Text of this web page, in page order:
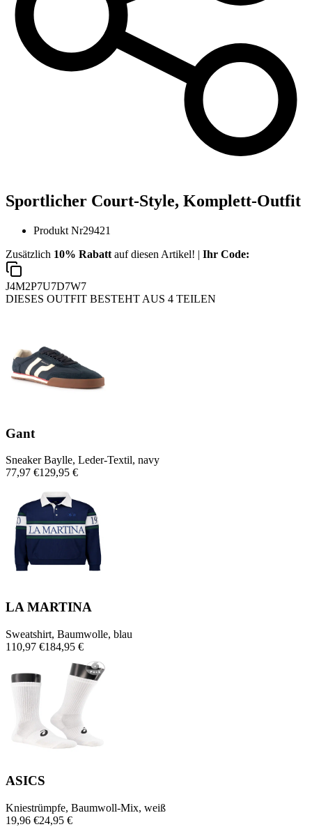
Sportlicher Court-Style, Komplett-Outfit
Produkt Nr29421
Zusätzlich 10% Rabatt auf diesen Artikel! | Ihr Code:
J4M2P7U7D7W7
DIESES OUTFIT BESTEHT AUS 4 TEILEN
Gant
Sneaker Baylle, Leder-Textil, navy
77,97 €129,95 €
LA MARTINA
Sweatshirt, Baumwolle, blau
110,97 €184,95 €
ASICS
Kniestrümpfe, Baumwoll-Mix, weiß
19,96 €24,95 €